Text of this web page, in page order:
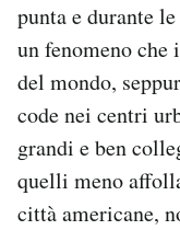
Area Personale
Newsletter
Notifiche mobile
Regala il Post
Hai bisogno di
Esci
punta e durante
un fenomeno
del mondo,
code nei centri
grandi e ben
quelli meno
città americane,